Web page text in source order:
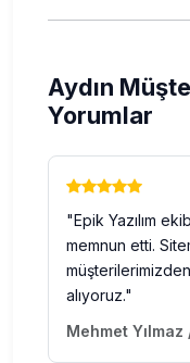
Aydın
Yorumlar
"Epik Yazılım
memnun etti.
alıyoruz."
Mehmet Yılmaz